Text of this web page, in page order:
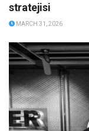
stratejisi
MARCH 31, 2026